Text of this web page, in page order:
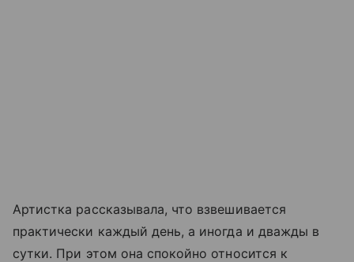
Артистка рассказывала, что взвешивается
практически каждый день, а иногда и дважды в
сутки. При этом она спокойно относится к